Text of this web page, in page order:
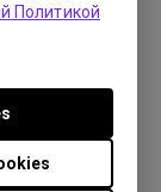
Политикой
для
Богатый
настроить